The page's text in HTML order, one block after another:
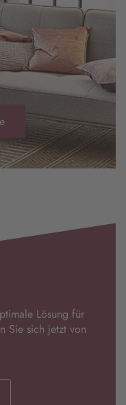
Lösung für
Sie sich jetzt von